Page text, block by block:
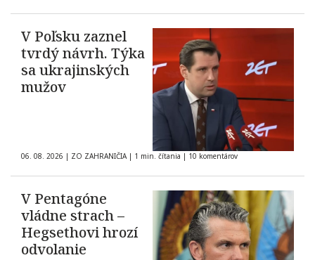
V Poľsku zaznel
tvrdý návrh. Týka
sa ukrajinských
mužov
06. 08. 2026 | ZO ZAHRANIČIA | 1 min. čítania | 10 komentárov
V Pentagóne
vládne strach –
Hegsethovi hrozí
odvolanie